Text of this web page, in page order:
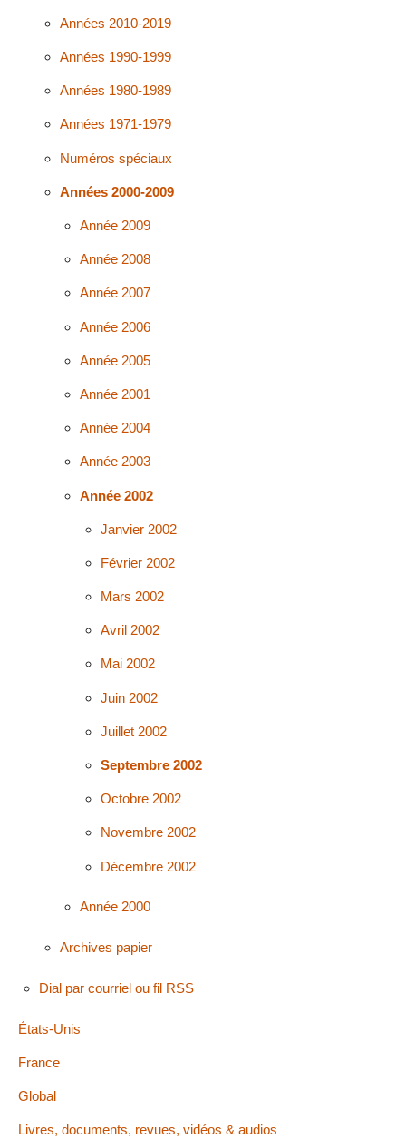
Années 2010-2019
Années 1990-1999
Années 1980-1989
Années 1971-1979
Numéros spéciaux
Années 2000-2009
Année 2009
Année 2008
Année 2007
Année 2006
Année 2005
Année 2001
Année 2004
Année 2003
Année 2002
Janvier 2002
Février 2002
Mars 2002
Avril 2002
Mai 2002
Juin 2002
Juillet 2002
Septembre 2002
Octobre 2002
Novembre 2002
Décembre 2002
Année 2000
Archives papier
Dial par courriel ou fil RSS
États-Unis
France
Global
Livres, documents, revues, vidéos & audios